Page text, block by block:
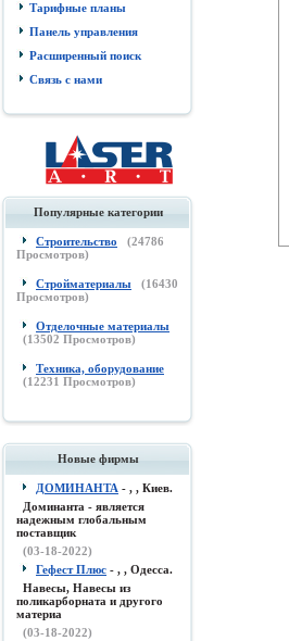
Тарифные планы
Панель управления
Расширенный поиск
Связь с нами
Популярные категории
Строительство (24786
Просмотров)
Стройматериалы (16430
Просмотров)
Отделочные материалы
(13502 Просмотров)
Техника, оборудование
(12231 Просмотров)
Новые фирмы
ДОМИНАНТА - , , Киев.
Доминанта - является
надежным глобальным
поставщик
(03-18-2022)
Гефест Плюс - , , Одесса.
Навесы, Навесы из
поликарборната и другого
материа
(03-18-2022)